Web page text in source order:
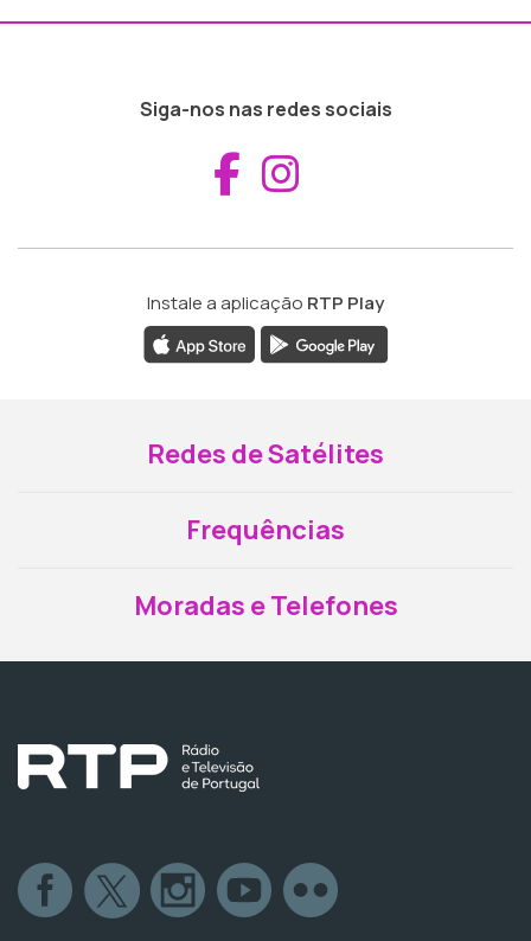
Siga-nos nas redes sociais
Aceder ao
Instale a aplicação RTP Play
Redes de Satélites
Frequências
Moradas e Telefones